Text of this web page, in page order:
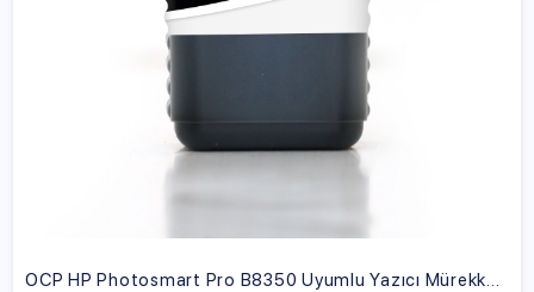
OCP HP Photosmart Pro B8350 Uyumlu Yazıcı Mürekkebi